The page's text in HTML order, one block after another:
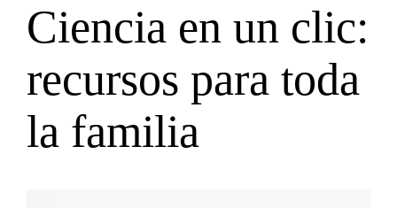
Ciencia en un clic:
recursos para toda
la familia